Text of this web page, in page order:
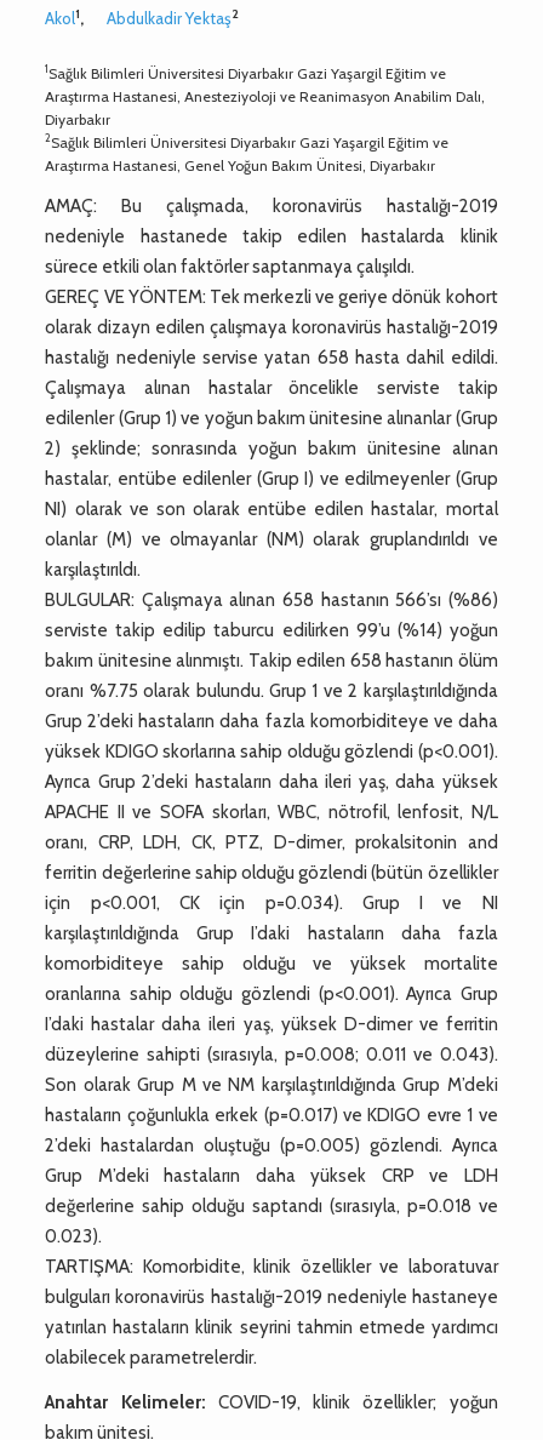
Akol1, Abdulkadir Yektaş2
1Sağlık Bilimleri Üniversitesi Diyarbakır Gazi Yaşargil Eğitim ve
Araştırma Hastanesi, Anesteziyoloji ve Reanimasyon Anabilim Dalı,
Diyarbakır
2Sağlık Bilimleri Üniversitesi Diyarbakır Gazi Yaşargil Eğitim ve
Araştırma Hastanesi, Genel Yoğun Bakım Ünitesi, Diyarbakır
AMAÇ: Bu çalışmada, koronavirüs hastalığı-2019
nedeniyle hastanede takip edilen hastalarda klinik
sürece etkili olan faktörler saptanmaya çalışıldı.
GEREÇ VE YÖNTEM: Tek merkezli ve geriye dönük kohort
olarak dizayn edilen çalışmaya koronavirüs hastalığı-2019
hastalığı nedeniyle servise yatan 658 hasta dahil edildi.
Çalışmaya alınan hastalar öncelikle serviste takip
edilenler (Grup 1) ve yoğun bakım ünitesine alınanlar (Grup
2) şeklinde; sonrasında yoğun bakım ünitesine alınan
hastalar, entübe edilenler (Grup I) ve edilmeyenler (Grup
NI) olarak ve son olarak entübe edilen hastalar, mortal
olanlar (M) ve olmayanlar (NM) olarak gruplandırıldı ve
karşılaştırıldı.
BULGULAR: Çalışmaya alınan 658 hastanın 566’sı (%86)
serviste takip edilip taburcu edilirken 99’u (%14) yoğun
bakım ünitesine alınmıştı. Takip edilen 658 hastanın ölüm
oranı %7.75 olarak bulundu. Grup 1 ve 2 karşılaştırıldığında
Grup 2’deki hastaların daha fazla komorbiditeye ve daha
yüksek KDIGO skorlarına sahip olduğu gözlendi (p<0.001).
Ayrıca Grup 2’deki hastaların daha ileri yaş, daha yüksek
APACHE II ve SOFA skorları, WBC, nötrofil, lenfosit, N/L
oranı, CRP, LDH, CK, PTZ, D-dimer, prokalsitonin and
ferritin değerlerine sahip olduğu gözlendi (bütün özellikler
için p<0.001, CK için p=0.034). Grup I ve NI
karşılaştırıldığında Grup I’daki hastaların daha fazla
komorbiditeye sahip olduğu ve yüksek mortalite
oranlarına sahip olduğu gözlendi (p<0.001). Ayrıca Grup
I’daki hastalar daha ileri yaş, yüksek D-dimer ve ferritin
düzeylerine sahipti (sırasıyla, p=0.008; 0.011 ve 0.043).
Son olarak Grup M ve NM karşılaştırıldığında Grup M’deki
hastaların çoğunlukla erkek (p=0.017) ve KDIGO evre 1 ve
2’deki hastalardan oluştuğu (p=0.005) gözlendi. Ayrıca
Grup M’deki hastaların daha yüksek CRP ve LDH
değerlerine sahip olduğu saptandı (sırasıyla, p=0.018 ve
0.023).
TARTIŞMA: Komorbidite, klinik özellikler ve laboratuvar
bulguları koronavirüs hastalığı-2019 nedeniyle hastaneye
yatırılan hastaların klinik seyrini tahmin etmede yardımcı
olabilecek parametrelerdir.
Anahtar Kelimeler: COVID-19, klinik özellikler; yoğun
bakım ünitesi.